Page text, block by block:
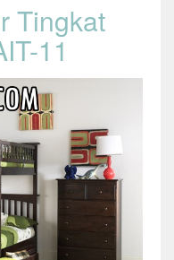
Tingkat
11